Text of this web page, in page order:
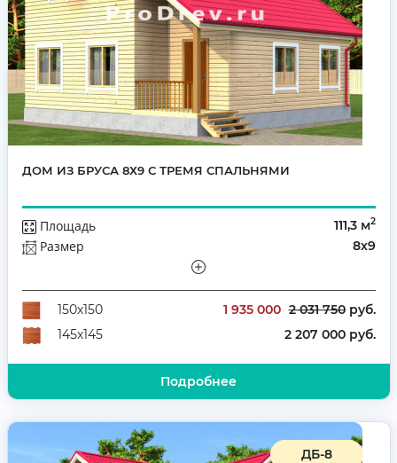
ДОМ ИЗ БРУСА 8Х9 С ТРЕМЯ СПАЛЬНЯМИ
Площадь 111,3 м2
Размер 8х9
Количество комнат
4
150х150
1 935 000 2 031 750руб.
145х145
2 207 000 руб.
Подробнее
ДБ-8